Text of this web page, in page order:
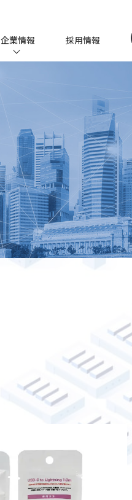
企業情報
代表挨拶
会社概要
沿革
品質保証体制
サステナビリティ
採用情報